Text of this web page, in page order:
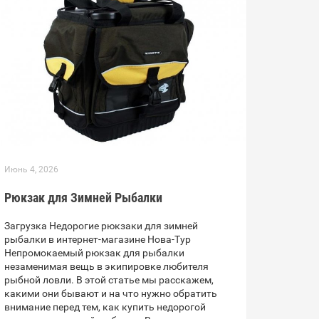
Июнь 4, 2026
Рюкзак для Зимней Рыбалки
Загрузка Недорогие рюкзаки для зимней
рыбалки в интернет-магазине Нова-Тур
Непромокаемый рюкзак для рыбалки
незаменимая вещь в экипировке любителя
рыбной ловли. В этой статье мы расскажем,
какими они бывают и на что нужно обратить
внимание перед тем, как купить недорогой